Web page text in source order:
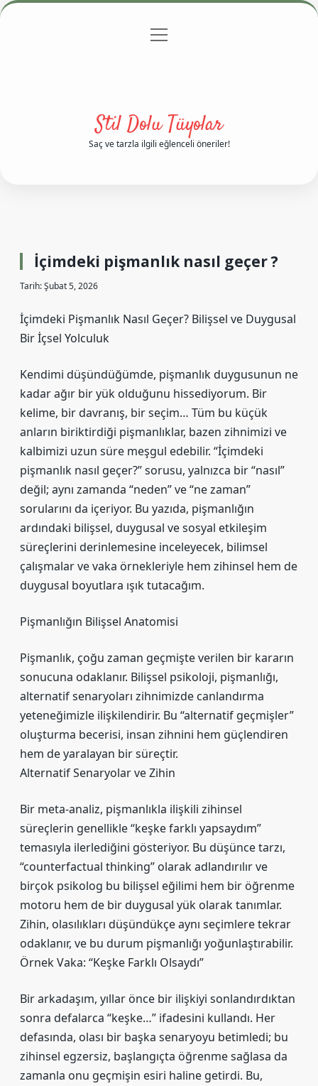
Gizlilik Politikası
menüyü
Stil Dolu Tüyolar
Saç ve tarzla ilgili eğlenceli öneriler!
İçimdeki pişmanlık nasıl geçer ?
Tarih: Şubat 5, 2026
İçimdeki Pişmanlık Nasıl Geçer? Bilişsel ve Duygusal
Bir İçsel Yolculuk
Kendimi düşündüğümde, pişmanlık duygusunun ne
kadar ağır bir yük olduğunu hissediyorum. Bir
kelime, bir davranış, bir seçim… Tüm bu küçük
anların biriktirdiği pişmanlıklar, bazen zihnimizi ve
kalbimizi uzun süre meşgul edebilir. “İçimdeki
pişmanlık nasıl geçer?” sorusu, yalnızca bir “nasıl”
değil; aynı zamanda “neden” ve “ne zaman”
sorularını da içeriyor. Bu yazıda, pişmanlığın
ardındaki bilişsel, duygusal vesosyal etkileşim
süreçlerini derinlemesine inceleyecek, bilimsel
çalışmalar ve vaka örnekleriyle hem zihinsel hem de
duygusal boyutlara ışık tutacağım.
Pişmanlığın Bilişsel Anatomisi
Pişmanlık, çoğu zaman geçmişte verilen bir kararın
sonucuna odaklanır. Bilişsel psikoloji, pişmanlığı,
alternatif senaryoları zihnimizde canlandırma
yeteneğimizle ilişkilendirir. Bu “alternatif geçmişler”
oluşturma becerisi, insan zihnini hem güçlendiren
hem de yaralayan bir süreçtir.
Alternatif Senaryolar ve Zihin
Bir meta-analiz, pişmanlıkla ilişkili zihinsel
süreçlerin genellikle “keşke farklı yapsaydım”
temasıyla ilerlediğini gösteriyor. Bu düşünce tarzı,
“counterfactual thinking” olarak adlandırılır ve
birçok psikolog bu bilişsel eğilimi hem bir öğrenme
motoru hem de bir duygusal yük olarak tanımlar.
Zihin, olasılıkları düşündükçe aynı seçimlere tekrar
odaklanır, ve bu durum pişmanlığı yoğunlaştırabilir.
Örnek Vaka: “Keşke Farklı Olsaydı”
Bir arkadaşım, yıllar önce bir ilişkiyi sonlandırdıktan
sonra defalarca “keşke…” ifadesini kullandı. Her
defasında, olası bir başka senaryoyu betimledi; bu
zihinsel egzersiz, başlangıçta öğrenme sağlasa da
zamanla onu geçmişin esiri haline getirdi. Bu,